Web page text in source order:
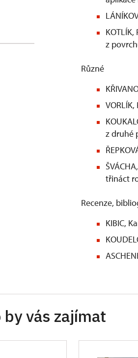
z
Různé
z druhé
třináct
Recenze,
KIBIC,
by vás zajímat